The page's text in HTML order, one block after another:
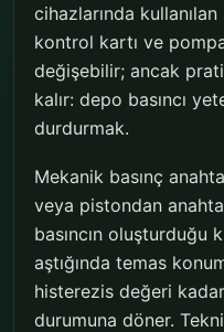
cihazlarında
kontrol kartı ve
değişebilir; ancak
kalır: depo basıncı
durdurmak.
Mekanik basınç
veya pistondan
basıncın oluşturduğu
aştığında temas
histerezis değeri
durumuna döner.